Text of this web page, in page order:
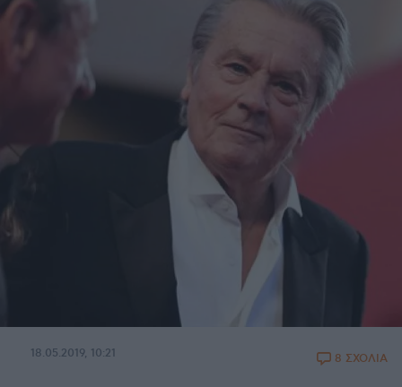
18.05.2019, 10:21 8 ΣΧΟΛΙΑ